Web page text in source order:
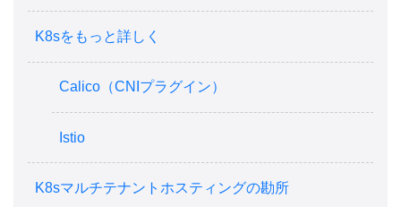
K8sをもっと詳しく
Calico（CNIプラグイン）
Istio
K8sマルチテナントホスティングの勘所